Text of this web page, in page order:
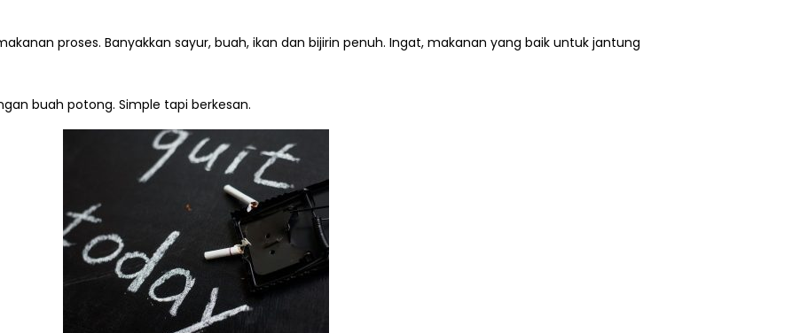
proses. Banyakkan sayur, buah, ikan dan bijirin penuh. Ingat, makanan yang baik untuk jantung
buah potong. Simple tapi berkesan.